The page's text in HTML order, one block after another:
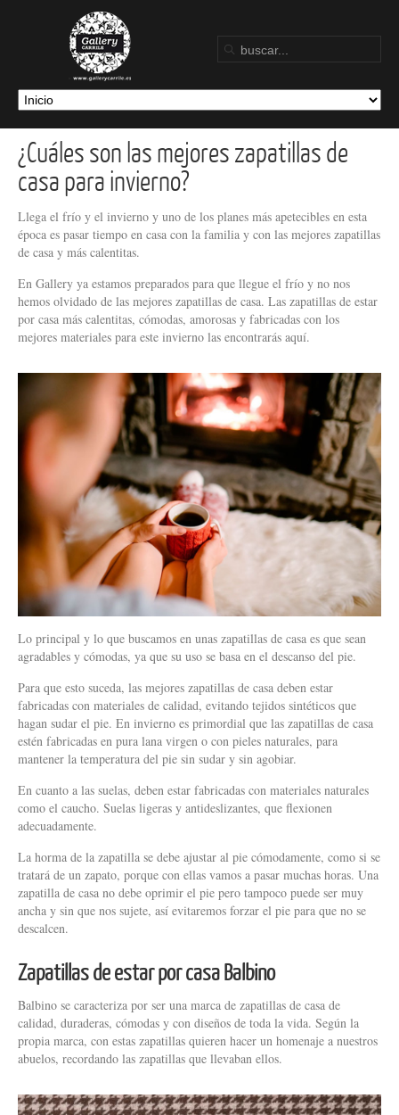
¿Cuáles son las mejores zapatillas de
casa para invierno?
Llega el frío y el invierno y uno de los planes más apetecibles en esta
época es pasar tiempo en casa con la familia y con las mejores zapatillas
de casa y más calentitas.
En Gallery ya estamos preparados para que llegue el frío y no nos
hemos olvidado de las mejores zapatillas de casa. Las zapatillas de estar
por casa más calentitas, cómodas, amorosas y fabricadas con los
mejores materiales para este invierno las encontrarás aquí.
Lo principal y lo que buscamos en unas zapatillas de casa es que sean
agradables y cómodas, ya que su uso se basa en el descanso del pie.
Para que esto suceda, las mejores zapatillas de casa deben estar
fabricadas con materiales de calidad, evitando tejidos sintéticos que
hagan sudar el pie. En invierno es primordial que las zapatillas de casa
estén fabricadas en pura lana virgen o con pieles naturales, para
mantener la temperatura del pie sin sudar y sin agobiar.
En cuanto a las suelas, deben estar fabricadas con materiales naturales
como el caucho. Suelas ligeras y antideslizantes, que flexionen
adecuadamente.
La horma de la zapatilla se debe ajustar al pie cómodamente, como si se
tratará de un zapato, porque con ellas vamos a pasar muchas horas. Una
zapatilla de casa no debe oprimir el pie pero tampoco puede ser muy
ancha y sin que nos sujete, así evitaremos forzar el pie para que no se
descalcen.
Zapatillas de estar por casa Balbino
Balbino se caracteriza por ser una marca de zapatillas de casa de
calidad, duraderas, cómodas y con diseños de toda la vida. Según la
propia marca, con estas zapatillas quieren hacer un homenaje a nuestros
abuelos, recordando las zapatillas que llevaban ellos.